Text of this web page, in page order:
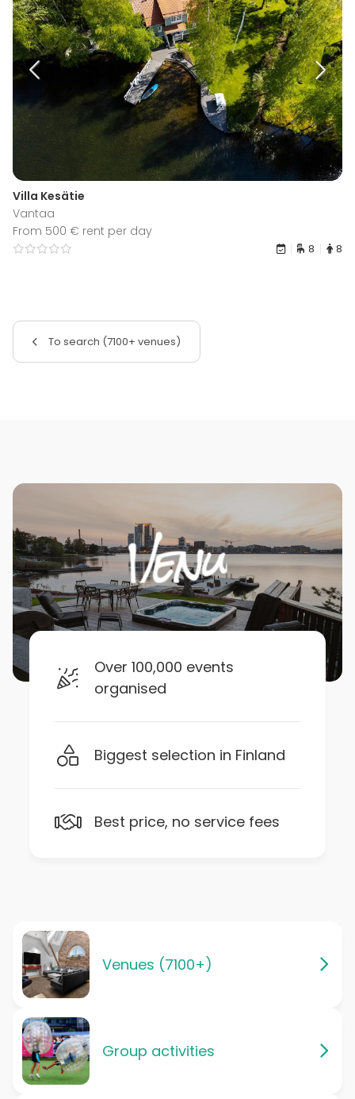
Villa Kesätie
Vantaa
From 500 € rent per day
8 8
To search (7100+ venues)
Over 100,000 events
organised
Biggest selection in Finland
Best price, no service fees
Venues (7100+)
Group activities